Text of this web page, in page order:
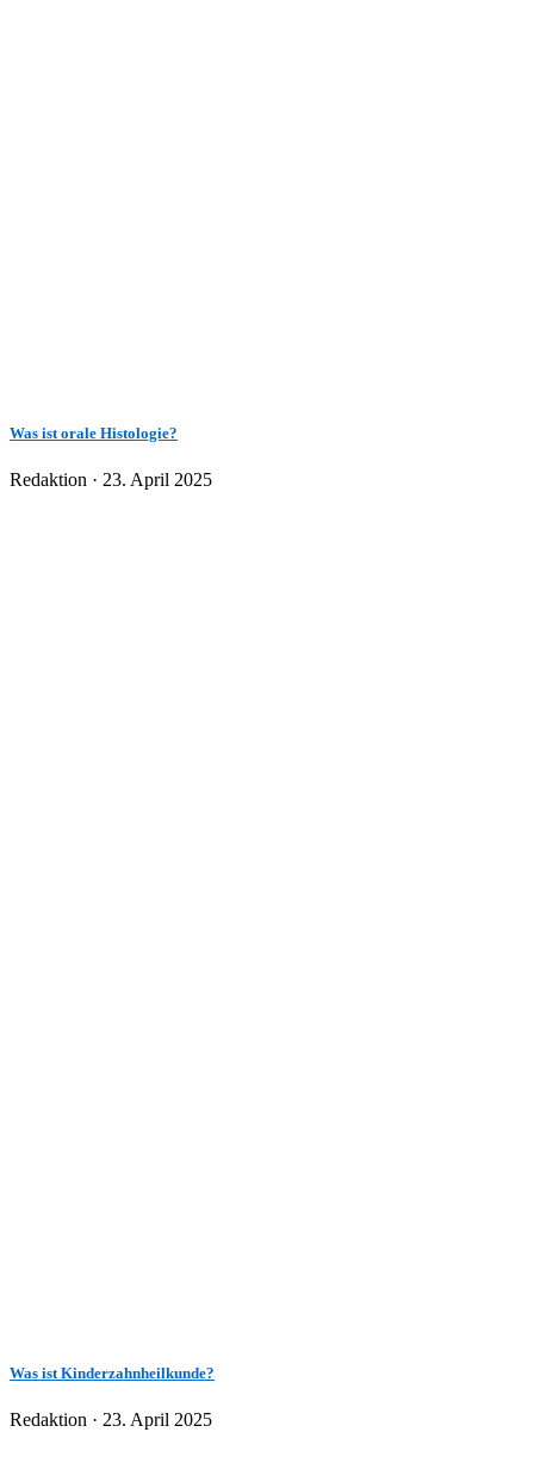
Was ist orale Histologie?
Redaktion · Veröffentlicht
23. April 2025
Was ist Kinderzahnheilkunde?
Redaktion · Veröffentlicht
23. April 2025